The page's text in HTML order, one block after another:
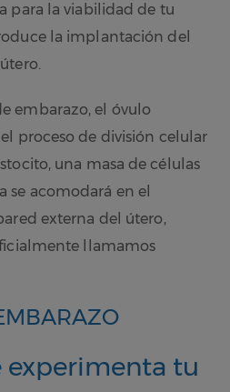
para la viabilidad de tu
la implantación del
embarazo, el óvulo
proceso de división celular
una masa de células
se acomodará en el
externa del útero,
llamamos
experimenta tu